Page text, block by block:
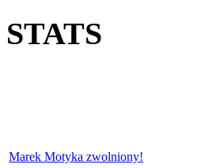
STATS
Marek Motyka zwolniony!